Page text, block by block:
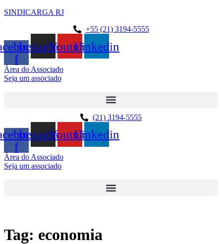
SINDICARGA RJ
+55 (21) 3194-5555
f
InstagramYoutubeLinkedin
Área do Associado
Seja um associado
(21) 3194-5555
f
InstagramYoutubeLinkedin
Área do Associado
Seja um associado
Tag: economia